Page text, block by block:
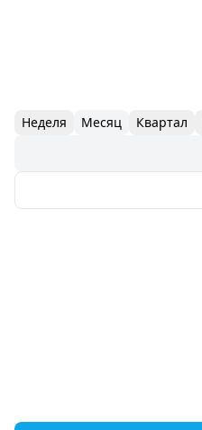
Неделя Месяц Квартал